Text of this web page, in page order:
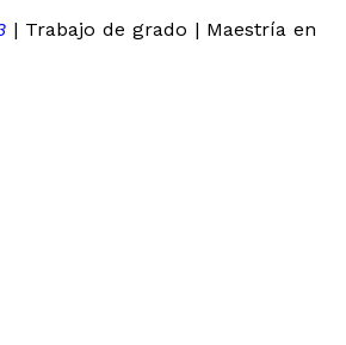
| Trabajo de grado | Maestría en